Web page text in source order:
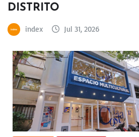
DISTRITO
index Jul 31, 2026